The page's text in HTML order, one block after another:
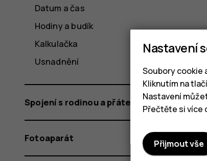
Datum a čas
Hodiny a budík
Kalkulačka
Usnadnění
Spojení s rodinou a přáteli
Fotoaparát
Nastavení
Soubory cookie
Kliknutím na
Nastavení
Přečtěte si více
Přijmout vše